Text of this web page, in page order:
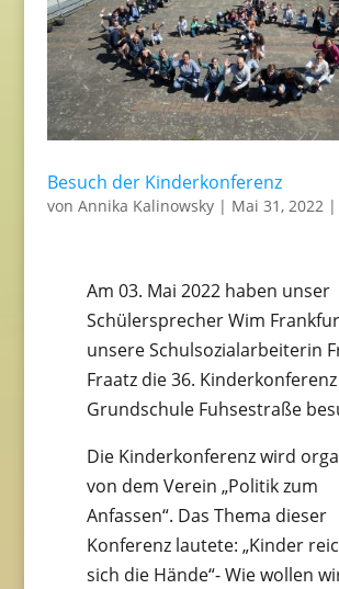
Besuch der Kinderkonferenz
von Annika Kalinowsky| Mai 31, 2022|
Am 03. Mai 2022 haben unser
Schülersprecher Wim
unsere Schulsozialarbeiterin
Fraatz die 36.
Grundschule Fuhsestraße
Die Kinderkonferenz wird
von dem Verein „Politik zum
Anfassen“. Das Thema dieser
Konferenz lautete: „Kinder
sich die Hände“- Wie wollen